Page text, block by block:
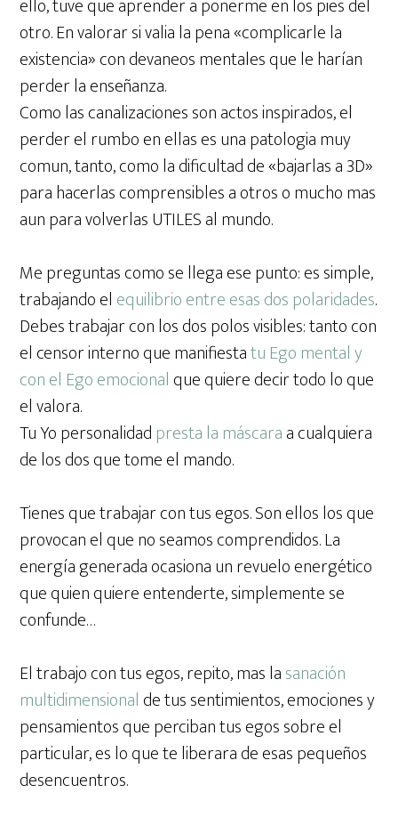
ello, tuve que aprender a ponerme en los pies del
otro. En valorar si valia la pena «complicarle la
existencia» con devaneos mentales que le harían
perder la enseñanza.
Como las canalizaciones son actos inspirados, el
perder el rumbo en ellas es una patologia muy
comun, tanto, como la dificultad de «bajarlas a 3D»
para hacerlas comprensibles a otros o mucho mas
aun para volverlas UTILES al mundo.
Me preguntas como se llega ese punto: es simple,
trabajando el equilibrio entre esas dos polaridades.
Debes trabajar con los dos polos visibles: tanto con
el censor interno que manifiestatu Ego mental y
con el Ego emocional que quiere decir todo lo que
el valora.
Tu Yo personalidad presta la máscaraa cualquiera
de los dos que tome el mando.
Tienes que trabajar con tus egos. Son ellos los que
provocan el que no seamos comprendidos. La
energía generada ocasiona un revuelo energético
que quien quiere entenderte, simplemente se
confunde…
El trabajo con tus egos, repito, mas lasanación
multidimensional de tus sentimientos, emociones y
pensamientos que perciban tus egos sobre el
particular, es lo que te liberara de esas pequeños
desencuentros.